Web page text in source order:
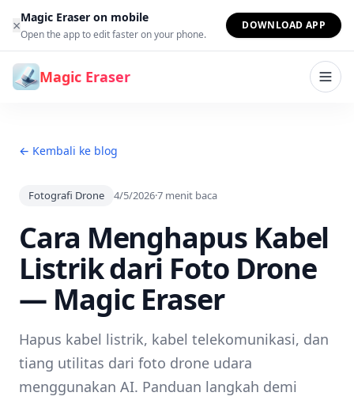
Lewati ke konten
×Magic Eraser on mobile
Open the app to edit faster on your phone.
DOWNLOAD APP
Magic Eraser
← Kembali ke blog
Fotografi Drone 4/5/2026·7 menit baca
Cara Menghapus Kabel
Listrik dari Foto Drone
— Magic Eraser
Hapus kabel listrik, kabel telekomunikasi, dan
tiang utilitas dari foto drone udara
menggunakan AI. Panduan langkah demi